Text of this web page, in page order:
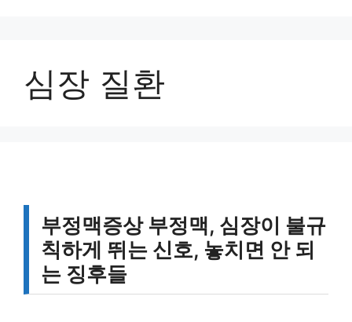
심장 질환
부정맥증상 부정맥, 심장이 불규
칙하게 뛰는 신호, 놓치면 안 되
는 징후들